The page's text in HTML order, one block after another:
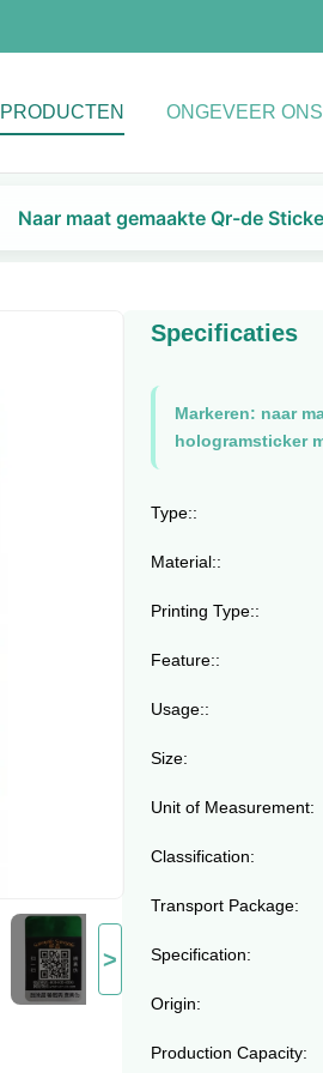
PRODUCTEN ONGEVEER ONS
Naar maat gemaakte Qr-de
>
Specificaties
Markeren: naar
hologramsticker
Type::
Material::
Printing Type::
Feature::
Usage::
Size:
Unit of Measurement:
Classification:
Transport Package:
Specification:
Origin:
Production Capacity: